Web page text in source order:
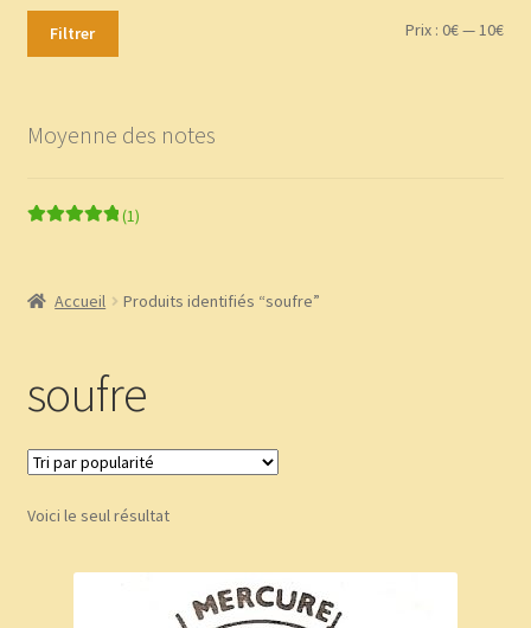
Boutique
Commande
Contact
Méditations Labyrinthiques guidées
Mon Compte
page test diaporama
Prix
Prix
Filtrer Prix :0€— 10€
Moyenne des notes
(1)
Accueil Produits identifiés “soufre”
soufre
Voici le seul résultat